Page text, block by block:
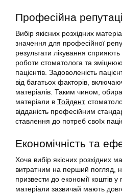
Професійна
Вибір якісних розхідних
значення для професійної
результати лікування
роботи стоматолога та
пацієнтів. Задоволеність
від багатьох факторів,
матеріалів. Таким чином,
матеріали в Тойдент,
відданість професійним
ставлення до потреб своїх
Економічність та
Хоча вибір якісних розхідних
витратним на перший погляд,
призвести до економії коштів
матеріали зазвичай мають